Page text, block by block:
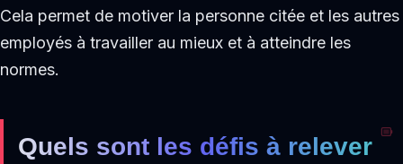
Cela permet de motiver la personne citée et les autres
employés à travailler au mieux et à atteindre les
normes.
Quels sont les défis à relever